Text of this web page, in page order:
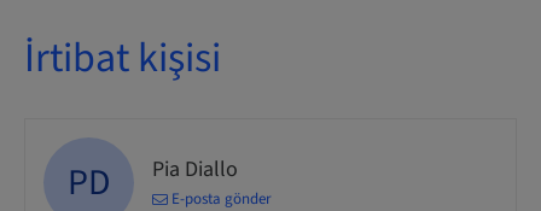
İrtibat kişisi
PD Pia Diallo
E-posta gönder